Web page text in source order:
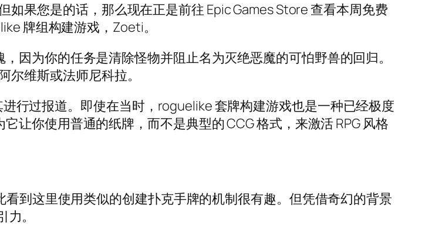
果您是的话，那么现在正是前往 Epic Games Store 查看本周免费
牌组构建游戏，Zoeti。
因为你的任务是清除怪物并阻止名为灭绝恶魔的可怕野兽的回归。
维斯或法师尼科拉。
行过报道。即使在当时，roguelike 套牌构建游戏也是一种已经极度
让你使用普通的纸牌，而不是典型的 CCG 格式，来激活 RPG 风格
到这里使用类似的创建扑克手牌的机制很有趣。但凭借奇幻的背景
。